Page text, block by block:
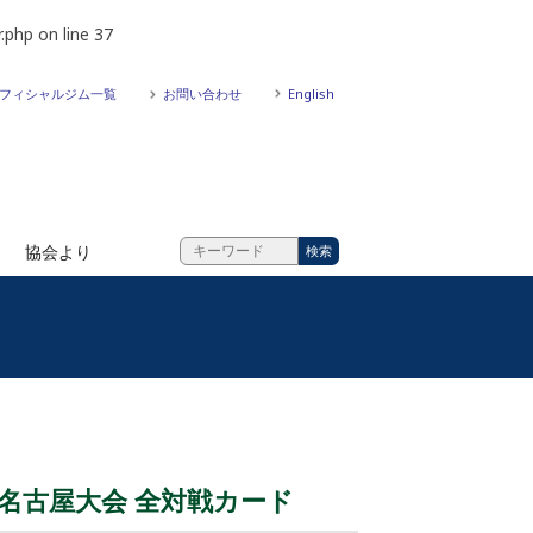
on line 37
ィシャルジム一覧 お問い合わせ English
協会より
古屋大会 全対戦カード